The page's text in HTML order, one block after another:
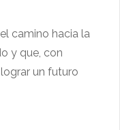
camino hacia la
y que, con
un futuro